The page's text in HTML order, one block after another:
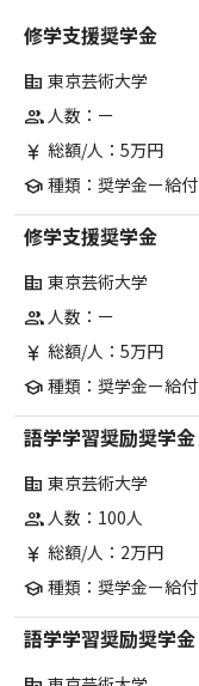
修学支援奨学金
corporate_fare 東京芸術大学
group人数：ー
currency_yen 総額/人：5万円
school 種類：奨学金ー給付
修学支援奨学金
corporate_fare 東京芸術大学
group人数：ー
currency_yen 総額/人：5万円
school 種類：奨学金ー給付
語学学習奨励奨学金
corporate_fare 東京芸術大学
group人数：100人
currency_yen 総額/人：2万円
school 種類：奨学金ー給付
語学学習奨励奨学金